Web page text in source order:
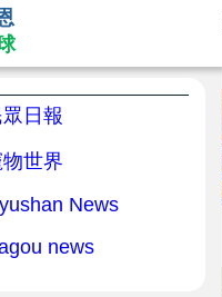
眾日報
世界
News
news